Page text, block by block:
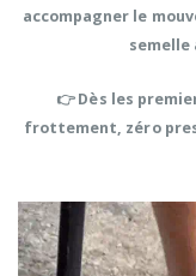
accompagner le
👉 Dès les
frottement, zéro